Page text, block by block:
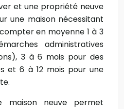
et une propriété neuve
une maison nécessitant
en moyenne 1 à 3
administratives
3 à 6 mois pour des
et 6 à 12 mois pour une
maison neuve permet